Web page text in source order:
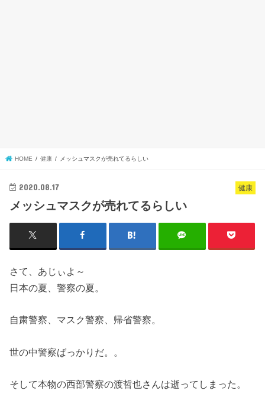
HOME 健康 メッシュマスクが売れてるらしい
健康
2020.08.17
メッシュマスクが売れてるらしい
さて、あじぃよ～
日本の夏、警察の夏。
自粛警察、マスク警察、帰省警察。
世の中警察ばっかりだ。。
そして本物の西部警察の渡哲也さんは逝ってしまった。